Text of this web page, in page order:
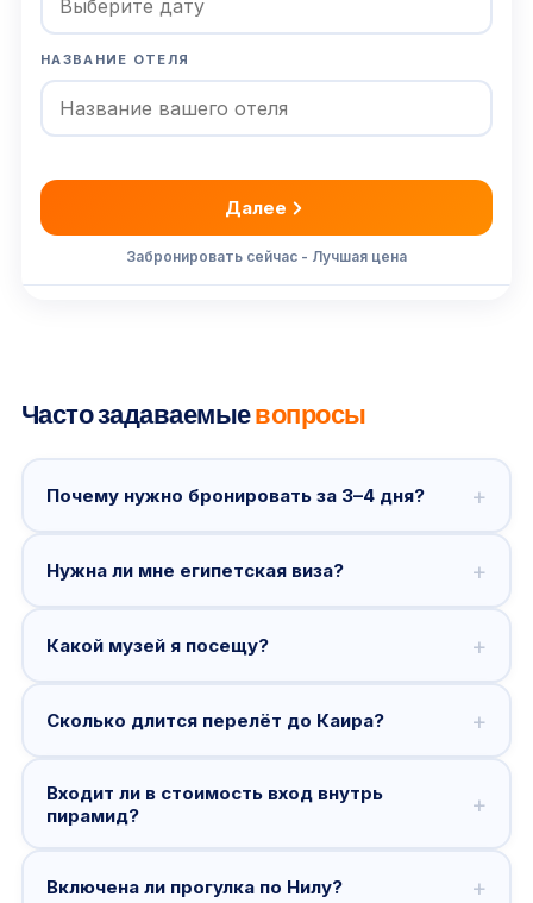
НАЗВАНИЕ ОТЕЛЯ
Далее
Забронировать сейчас - Лучшая цена
Часто задаваемыевопросы
Почему нужно бронировать за 3–4 дня? +
Нужна ли мне египетская виза? +
Какой музей я посещу? +
Сколько длится перелёт до Каира? +
Входит ли в стоимость вход внутрь
пирамид?
+
Включена ли прогулка по Нилу? +